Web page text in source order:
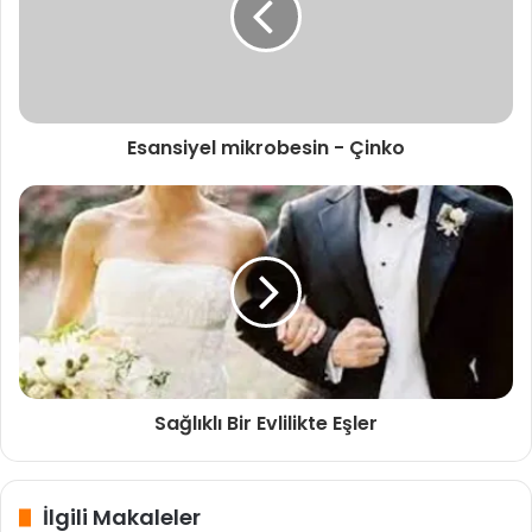
problemleri de getirebilir. Mevsiminde olmayan yiyecekler
eşler arasında iletişim problemlerinin çıkmasına ve anne
alıngan olmasına neden olabilmektedir.
çıkan detay, aşerilen yiyeceklerin çok tatlı ve çok ekşi
besinler olması yönünde olmaktadır. Bu detay ekşi yiyenin
kız, tatlı yiyenin erkek evladının olacağı ile ilgili toplumsal
merak, cinsiyet belirleme yöntemi ve batıl inancı da
doğurmuştur.
Aşerme ile cinsiyet belirleme de en zirve meyveyeşil erik
gelmektedir. Mevsimi dışında aşerilen meyveler ulaşılması
adaylarının da en büyük problemidir. Hemen hemen bir çok
anne adayı yeşil erik aşerme duygusu ile eşinden istekte
Esansiyel mikrobesin - Çinko
Sağlıklı Bir Evlilikte Eşler
İlgili Makaleler